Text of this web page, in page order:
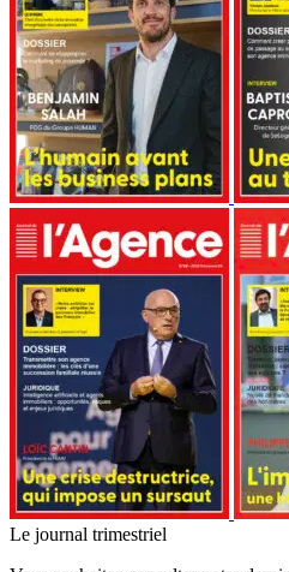
Le journal trimestriel